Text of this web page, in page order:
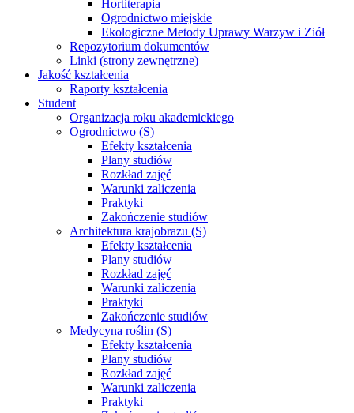
Hortiterapia
Ogrodnictwo miejskie
Ekologiczne Metody Uprawy Warzyw i Ziół
Repozytorium dokumentów
Linki (strony zewnętrzne)
Jakość kształcenia
Raporty kształcenia
Student
Organizacja roku akademickiego
Ogrodnictwo (S)
Efekty kształcenia
Plany studiów
Rozkład zajęć
Warunki zaliczenia
Praktyki
Zakończenie studiów
Architektura krajobrazu (S)
Efekty kształcenia
Plany studiów
Rozkład zajęć
Warunki zaliczenia
Praktyki
Zakończenie studiów
Medycyna roślin (S)
Efekty kształcenia
Plany studiów
Rozkład zajęć
Warunki zaliczenia
Praktyki